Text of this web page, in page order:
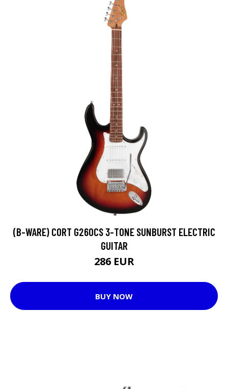
(B-WARE) CORT G260CS 3-TONE SUNBURST ELECTRIC
GUITAR
286 EUR
BUY NOW